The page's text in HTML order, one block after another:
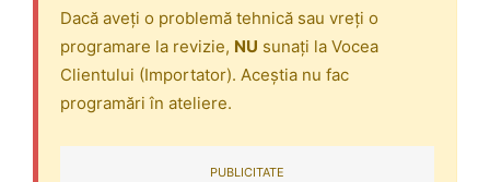
Dacă aveți o problemă tehnică sau vreți o
programare la revizie, NU sunați la Vocea
Clientului (Importator). Aceștia nu fac
programări în ateliere.
PUBLICITATE